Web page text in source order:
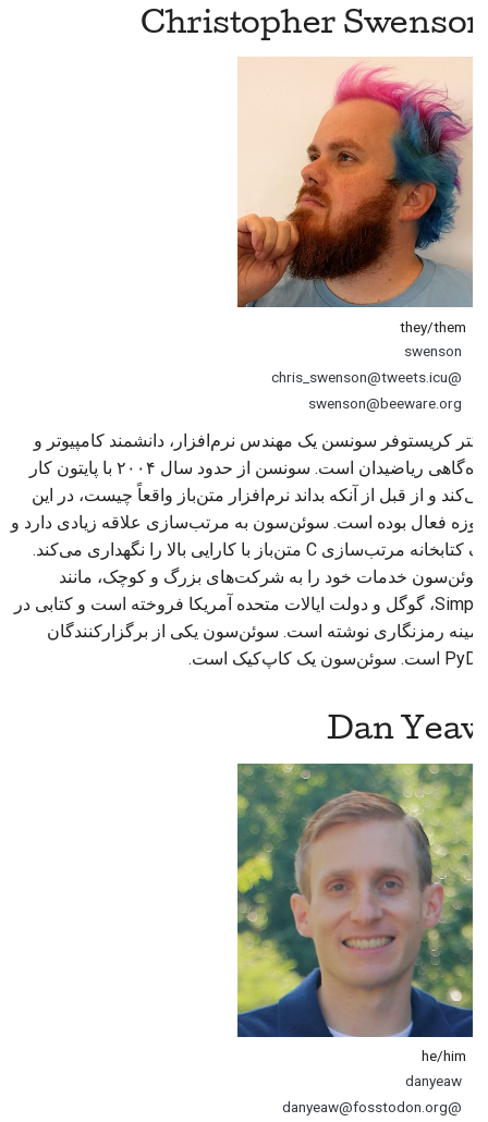
Christopher Swenson
swenson
@chris_swenson@tweets.icu
swenson@beeware.org
دکتر کریستوفر سونسن یک مهندس نرم‌افزار، دانشمند کامپیوتر و
گاه‌گاهی ریاضیدان است. سونسن از حدود سال ۲۰۰۴ با پایتون کار
می‌کند و از قبل از آنکه بداند نرم‌افزار متن‌باز واقعاً چیست، در این
حوزه فعال بوده است. سوئن‌سون به مرتب‌سازی علاقه زیادی دارد و
یک کتابخانه مرتب‌سازی C متن‌باز با کارایی بالا را نگهداری می‌کند.
سوئن‌سون خدمات خود را به شرکت‌های بزرگ و کوچک، مانند
Simple، گوگل و دولت ایالات متحده آمریکا فروخته است و کتابی در
زمینه رمزنگاری نوشته است. سوئن‌سون یکی از برگزارکنندگان
PyDX است. سوئن‌سون یک کاپ‌کیک است.
Dan Yeaw
danyeaw
@danyeaw@fosstodon.org